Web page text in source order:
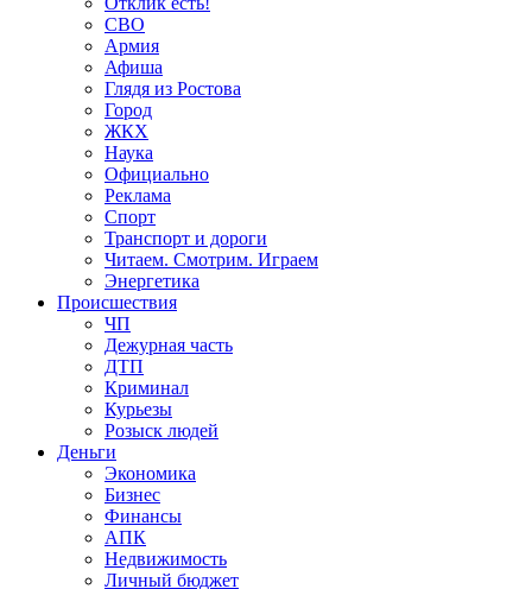
СВО
Армия
Афиша
Глядя из Ростова
Город
ЖКХ
Наука
Официально
Реклама
Спорт
Транспорт и дороги
Читаем. Смотрим. Играем
Энергетика
Происшествия
ЧП
Дежурная часть
ДТП
Криминал
Курьезы
Розыск людей
Деньги
Экономика
Бизнес
Финансы
АПК
Недвижимость
Личный бюджет